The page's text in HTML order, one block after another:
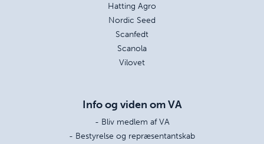
Hatting Agro
Nordic Seed
Scanfedt
Scanola
Vilovet
Info og viden om VA
- Bliv medlem af VA
- Bestyrelse og repræsentantskab